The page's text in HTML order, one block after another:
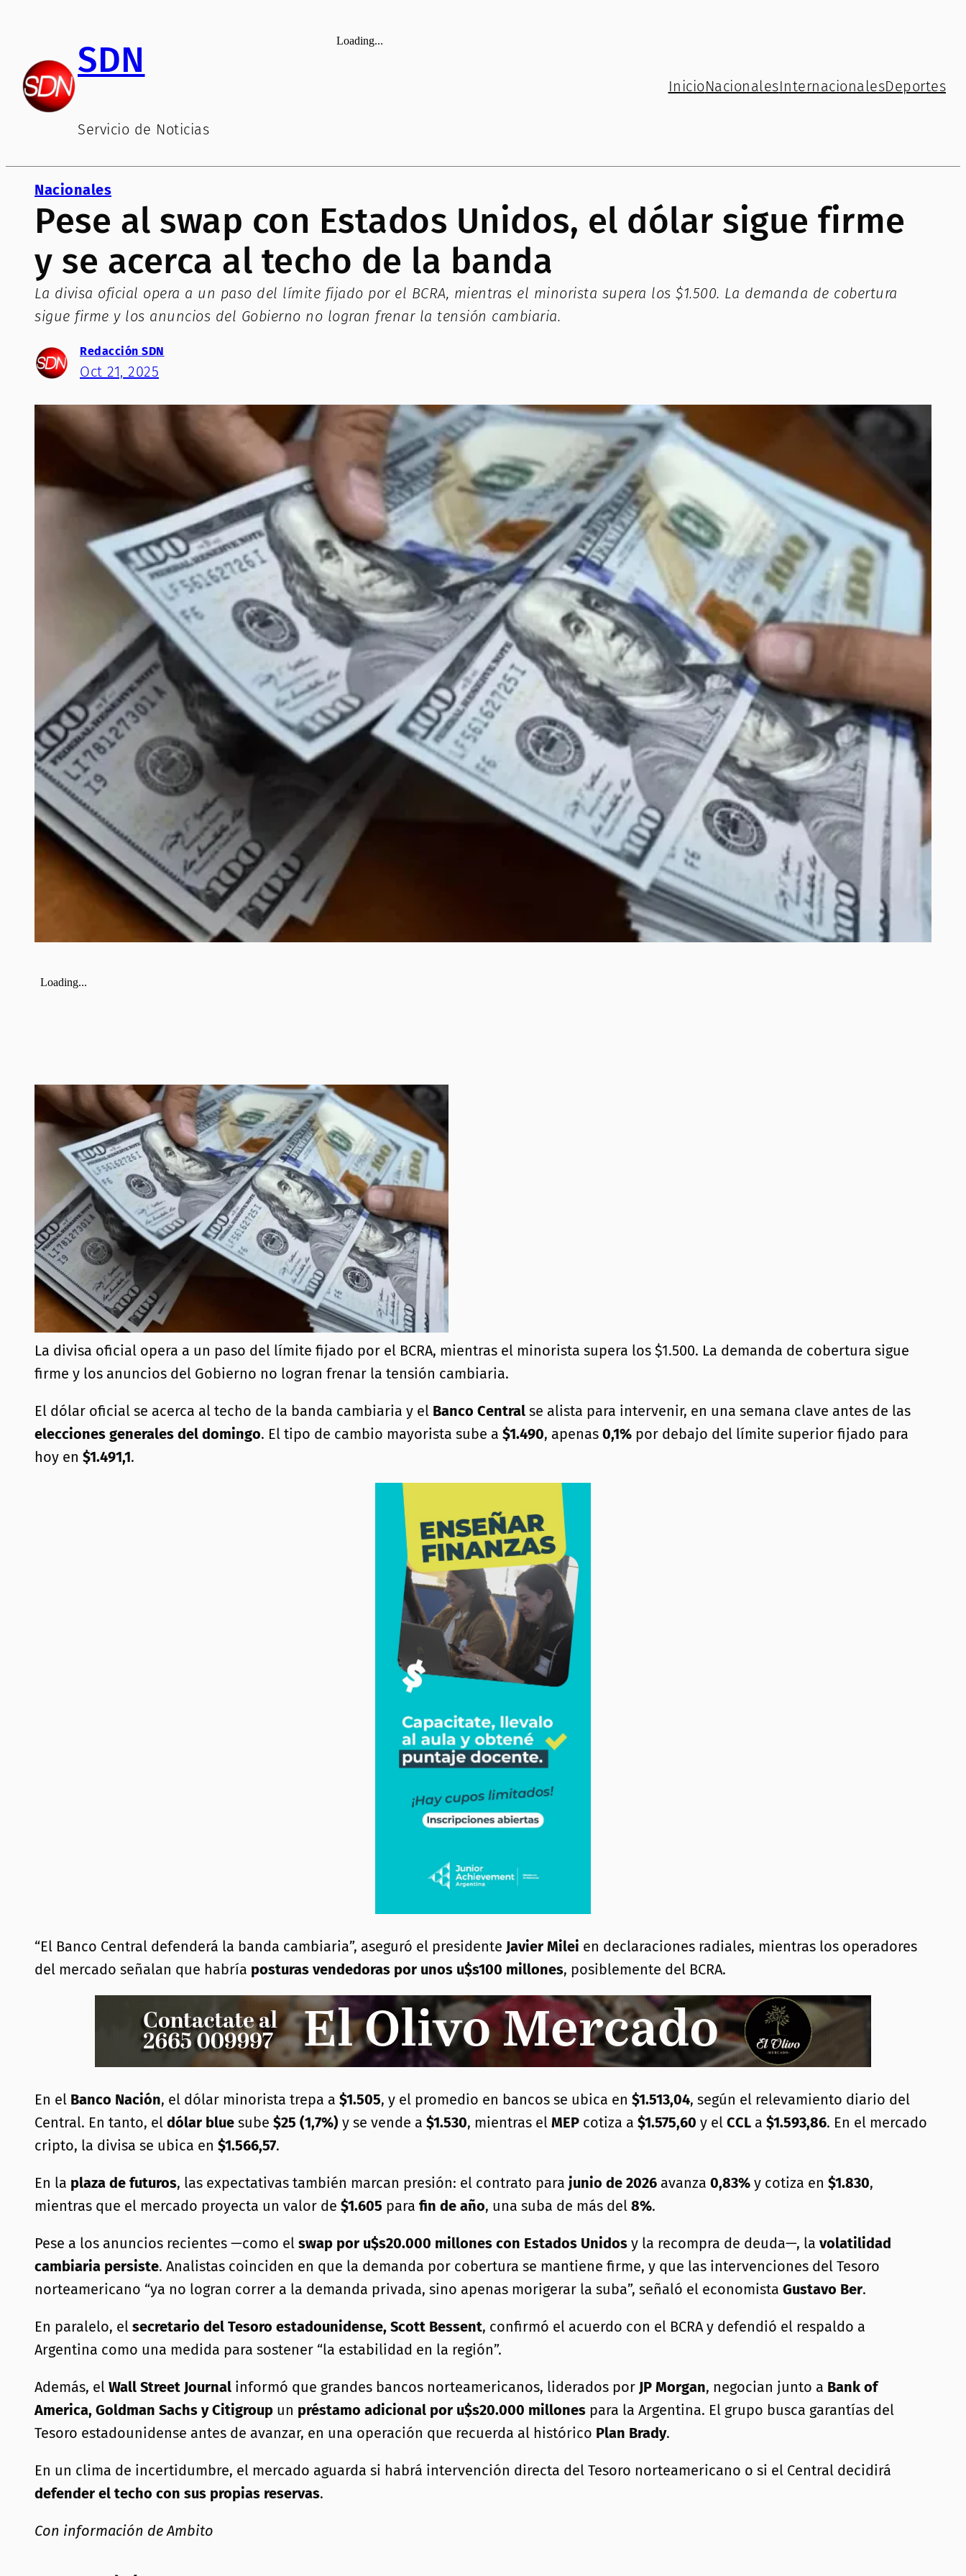
contenido
SDN
Servicio de Noticias
InicioNacionalesInternacionalesDeportes
Nacionales
Pese al swap con Estados Unidos, el dólar sigue firme
y se acerca al techo de la banda
La divisa oficial opera a un paso del límite fijado por el BCRA, mientras el minorista supera los $1.500. La demanda de cobertura
sigue firme y los anuncios del Gobierno no logran frenar la tensión cambiaria.
Redacción SDN
Oct 21, 2025
La divisa oficial opera a un paso del límite fijado por el BCRA, mientras el minorista supera los $1.500. La demanda de cobertura sigue
firme y los anuncios del Gobierno no logran frenar la tensión cambiaria.
El dólar oficial se acerca al techo de la banda cambiaria y el Banco Central se alista para intervenir, en una semana clave antes de las
elecciones generales del domingo. El tipo de cambio mayorista sube a $1.490, apenas 0,1% por debajo del límite superior fijado para
hoy en $1.491,1.
“El Banco Central defenderá la banda cambiaria”, aseguró el presidente Javier Milei en declaraciones radiales, mientras los operadores
del mercado señalan que habría posturas vendedoras por unos u$s100 millones, posiblemente del BCRA.
En el Banco Nación, el dólar minorista trepa a $1.505, y el promedio en bancos se ubica en $1.513,04, según el relevamiento diario del
Central. En tanto, el dólar blue sube $25 (1,7%) y se vende a $1.530, mientras el MEP cotiza a $1.575,60 y el CCL a $1.593,86. En el mercado
cripto, la divisa se ubica en $1.566,57.
En la plaza de futuros, las expectativas también marcan presión: el contrato para junio de 2026 avanza 0,83% y cotiza en $1.830,
mientras que el mercado proyecta un valor de $1.605 para fin de año, una suba de más del 8%.
Pese a los anuncios recientes —como el swap por u$s20.000 millones con Estados Unidos y la recompra de deuda—, la volatilidad
cambiaria persiste. Analistas coinciden en que la demanda por cobertura se mantiene firme, y que las intervenciones del Tesoro
norteamericano “ya no logran correr a la demanda privada, sino apenas morigerar la suba”, señaló el economista Gustavo Ber.
En paralelo, el secretario del Tesoro estadounidense, Scott Bessent, confirmó el acuerdo con el BCRA y defendió el respaldo a
Argentina como una medida para sostener “la estabilidad en la región”.
Además, el Wall Street Journal informó que grandes bancos norteamericanos, liderados por JP Morgan, negocian junto a Bank of
America, Goldman Sachs y Citigroup un préstamo adicional por u$s20.000 millones para la Argentina. El grupo busca garantías del
Tesoro estadounidense antes de avanzar, en una operación que recuerda al histórico Plan Brady.
En un clima de incertidumbre, el mercado aguarda si habrá intervención directa del Tesoro norteamericano o si el Central decidirá
defender el techo con sus propias reservas.
Con información de Ambito